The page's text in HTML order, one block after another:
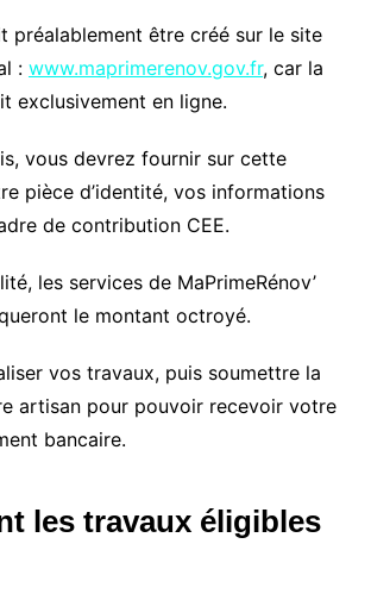
préalablement être créé sur le site
: www.maprimerenov.gov.fr, car la
exclusivement en ligne.
vous devrez fournir sur cette
pièce d’identité, vos informations
de contribution CEE.
les services de MaPrimeRénov’
le montant octroyé.
vos travaux, puis soumettre la
artisan pour pouvoir recevoir votre
bancaire.
les travaux éligibles